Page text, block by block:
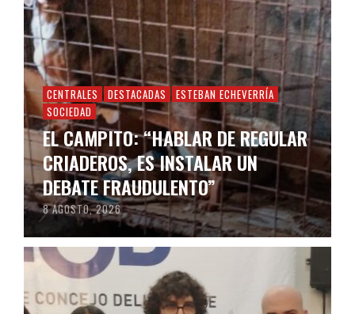
CENTRALES DESTACADAS
ESTEBAN ECHEVERRÍA
SOCIEDAD
EL CAMPITO: “HABLAR DE REGULAR
CRIADEROS, ES INSTALAR UN
DEBATE FRAUDULENTO”
8 AGOSTO, 2026